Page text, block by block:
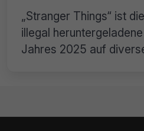
„Stranger Things“ ist
illegal
Jahres 2025 auf